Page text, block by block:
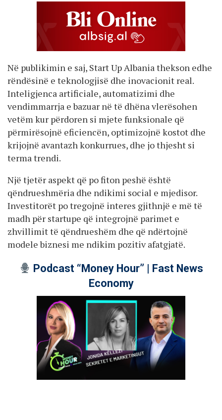
Në publikimin e saj, Start Up Albania thekson edhe
rëndësinë e teknologjisë dhe inovacionit real.
Inteligjenca artificiale, automatizimi dhe
vendimmarrja e bazuar në të dhëna vlerësohen
vetëm kur përdoren si mjete funksionale që
përmirësojnë eficiencën, optimizojnë kostot dhe
krijojnë avantazh konkurrues, dhe jo thjesht si
terma trendi.
Një tjetër aspekt që po fiton peshë është
qëndrueshmëria dhe ndikimi social e mjedisor.
Investitorët po tregojnë interes gjithnjë e më të
madh për startupe që integrojnë parimet e
zhvillimit të qëndrueshëm dhe që ndërtojnë
modele biznesi me ndikim pozitiv afatgjatë.
Podcast “Money Hour” | Fast News
Economy